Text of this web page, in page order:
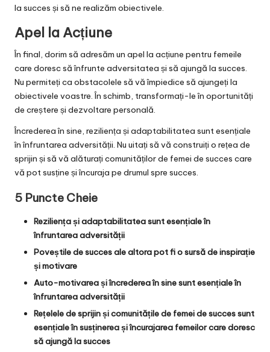
la succes și să ne realizăm obiectivele.
Apel la Acțiune
În final, dorim să adresăm un apel la acțiune pentru femeile
care doresc să înfrunte adversitatea și să ajungă la succes.
Nu permiteți ca obstacolele să vă împiedice să ajungeți la
obiectivele voastre. În schimb, transformați-le în oportunități
de creștere și dezvoltare personală.
Încrederea în sine, reziliența și adaptabilitatea sunt esențiale
în înfruntarea adversității. Nu uitați să vă construiți o rețea de
sprijin și să vă alăturați comunităților de femei de succes care
vă pot susține și încuraja pe drumul spre succes.
5 Puncte Cheie
Reziliența și adaptabilitatea sunt esențiale în
înfruntarea adversității
Poveștile de succes ale altora pot fi o sursă de inspirație
și motivare
Auto-motivarea și încrederea în sine sunt esențiale în
înfruntarea adversității
Rețelele de sprijin și comunitățile de femei de succes sunt
esențiale în susținerea și încurajarea femeilor care doresc
să ajungă la succes